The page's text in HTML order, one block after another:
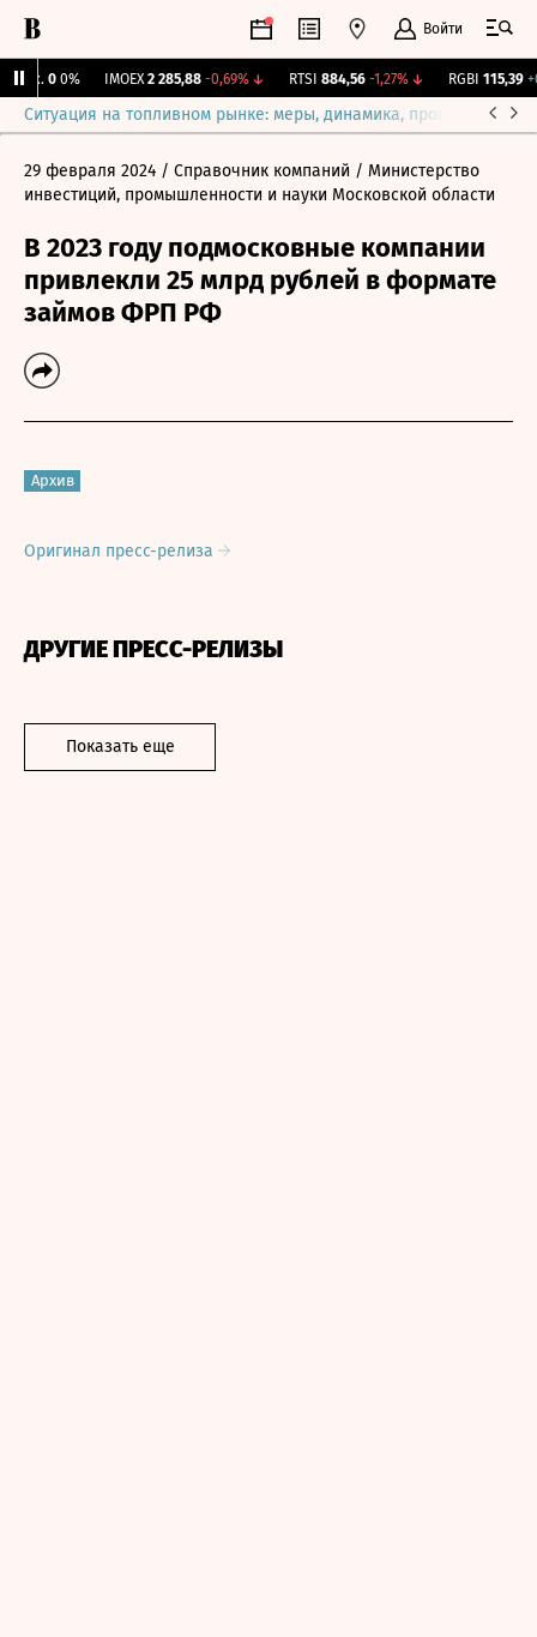
Войти
0 0% IMOEX 2 285,88 -0,69%↓ RTSI 884,56 -1,27%↓ RGBI 115,39
Ситуация на топливном рынке: меры, динамика, прогнозы
29 февраля 2024 / Справочник компаний / Министерство
инвестиций, промышленности и науки Московской области
В 2023 году подмосковные компании
привлекли 25 млрд рублей в формате
займов ФРП РФ
Архив
Оригинал пресс-релиза
ДРУГИЕ ПРЕСС-РЕЛИЗЫ
Показать еще